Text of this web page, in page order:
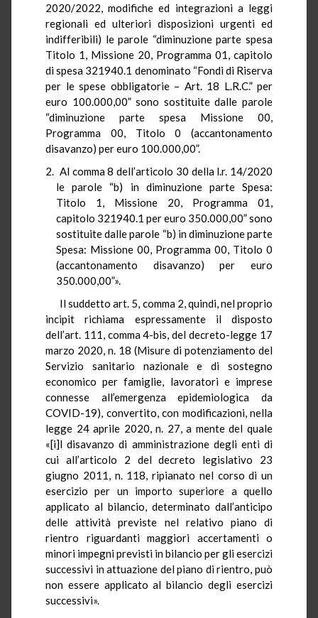
2020/2022, modifiche ed integrazioni a leggi
regionali ed ulteriori disposizioni urgenti ed
indifferibili) le parole “diminuzione parte spesa
Titolo 1, Missione 20, Programma 01, capitolo
di spesa 321940.1 denominato “Fondi di Riserva
per le spese obbligatorie – Art. 18 L.R.C.” per
euro 100.000,00” sono sostituite dalle parole
“diminuzione parte spesa Missione 00,
Programma 00, Titolo 0 (accantonamento
disavanzo) per euro 100.000,00”.
Al comma 8 dell’articolo 30 della l.r. 14/2020
le parole “b) in diminuzione parte Spesa:
Titolo 1, Missione 20, Programma 01,
capitolo 321940.1 per euro 350.000,00” sono
sostituite dalle parole “b) in diminuzione parte
Spesa: Missione 00, Programma 00, Titolo 0
(accantonamento disavanzo) per euro
350.000,00”».
Il suddetto art. 5, comma 2, quindi, nel proprio
incipit richiama espressamente il disposto
dell’art. 111, comma 4-bis, del decreto-legge 17
marzo 2020, n. 18 (Misure di potenziamento del
Servizio sanitario nazionale e di sostegno
economico per famiglie, lavoratori e imprese
connesse all’emergenza epidemiologica da
COVID-19), convertito, con modificazioni, nella
legge 24 aprile 2020, n. 27, a mente del quale
«[i]l disavanzo di amministrazione degli enti di
cui all’articolo 2 del decreto legislativo 23
giugno 2011, n. 118, ripianato nel corso di un
esercizio per un importo superiore a quello
applicato al bilancio, determinato dall’anticipo
delle attività previste nel relativo piano di
rientro riguardanti maggiori accertamenti o
minori impegni previsti in bilancio per gli esercizi
successivi in attuazione del piano di rientro, può
non essere applicato al bilancio degli esercizi
successivi».